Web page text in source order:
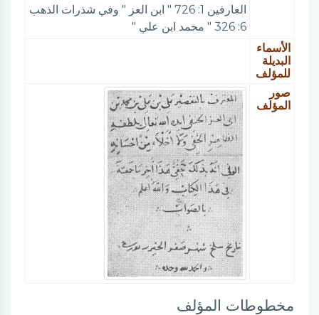
العارفين 1: 726 " ابن العز " وفي شذرات الذهب
6: 326 " محمد ابن علي "
الأسماء
البديلة
للمؤلف
صور
المؤلف
مخطوطات المؤلف